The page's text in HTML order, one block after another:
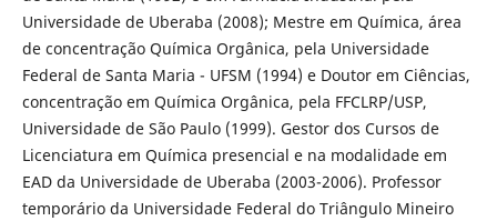
Universidade de Uberaba (2008); Mestre em Química, área
de concentração Química Orgânica, pela Universidade
Federal de Santa Maria - UFSM (1994) e Doutor em Ciências,
concentração em Química Orgânica, pela FFCLRP/USP,
Universidade de São Paulo (1999). Gestor dos Cursos de
Licenciatura em Química presencial e na modalidade em
EAD da Universidade de Uberaba (2003-2006). Professor
temporário da Universidade Federal do Triângulo Mineiro